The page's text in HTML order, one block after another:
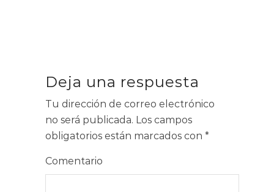
Deja una respuesta
Tu dirección de correo electrónico
no será publicada. Los campos
obligatorios están marcados con *
Comentario